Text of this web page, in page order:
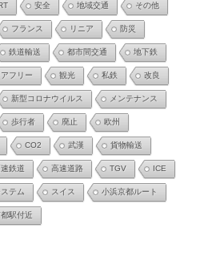
安全 地域交通 その他
フランス リニア 防災
鉄道輸送 都市間交通 地下鉄
フリー 観光 私鉄 改良
新型コロナウイルス メンテナンス
歩行者 廃止 欧州
CO2 武漢 貨物輸送
速鉄道 高速道路 TGV ICE
テム スイス 小浜京都ルート
駅付近